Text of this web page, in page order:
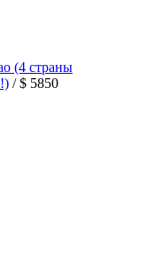
(4 страны
/$ 5850